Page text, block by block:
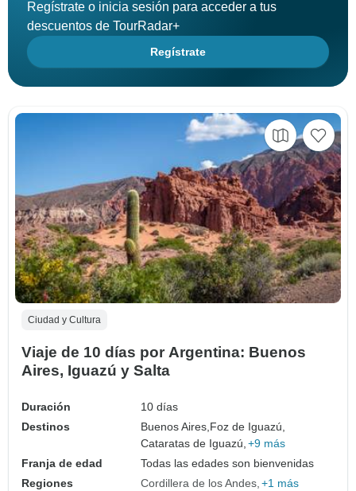
Regístrate o inicia sesión para acceder a tus
descuentos de TourRadar+
Regístrate
Ciudad y Cultura
Viaje de 10 días por Argentina: Buenos
Aires, Iguazú y Salta
Duración
10 días
Destinos
Buenos Aires,Foz de Iguazú,
Cataratas de Iguazú, +9 más
Franja de edad
Todas las edades son bienvenidas
Regiones
Cordillera de los Andes +1 más